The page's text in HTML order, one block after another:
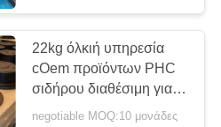
22kg όλκιή υπηρεσία
cOem προϊόντων PHC
σιδήρου διαθέσιμη για
τον εκσκαφέα
negotiable MOQ:10 μονάδες